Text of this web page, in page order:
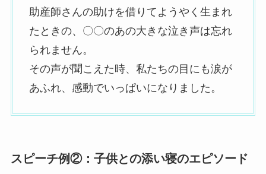
助産師さんの助けを借りてようやく生まれ
たときの、〇〇のあの大きな泣き声は忘れ
られません。
その声が聞こえた時、私たちの目にも涙が
あふれ、感動でいっぱいになりました。
スピーチ例②：子供との添い寝のエピソード